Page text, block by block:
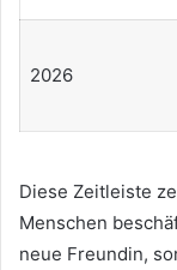
2026
Diese Zeitleiste
Menschen
neue Freundin,